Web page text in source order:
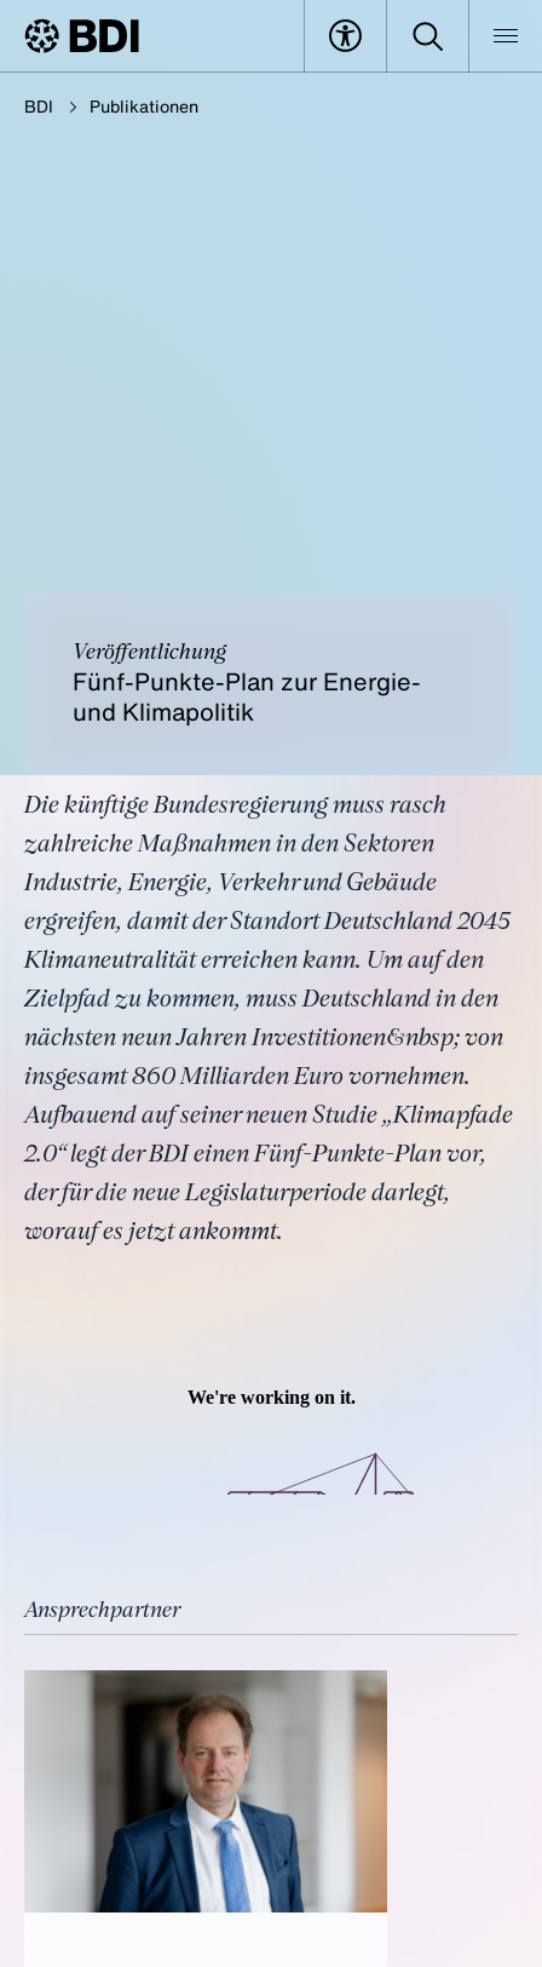
BDI Publikationen
Veröffentlichung
Fünf-Punkte-Plan zur Energie-
und Klimapolitik
Die künftige Bundesregierung muss rasch
zahlreiche Maßnahmen in den Sektoren
Industrie, Energie, Verkehr und Gebäude
ergreifen, damit der Standort Deutschland 2045
Klimaneutralität erreichen kann. Um auf den
Zielpfad zu kommen, muss Deutschland in den
nächsten neun Jahren Investitionen&nbsp; von
insgesamt 860 Milliarden Euro vornehmen.
Aufbauend auf seiner neuen Studie „Klimapfade
2.0“ legt der BDI einen Fünf-Punkte-Plan vor,
der für die neue Legislaturperiode darlegt,
worauf es jetzt ankommt.
Ansprechpartner